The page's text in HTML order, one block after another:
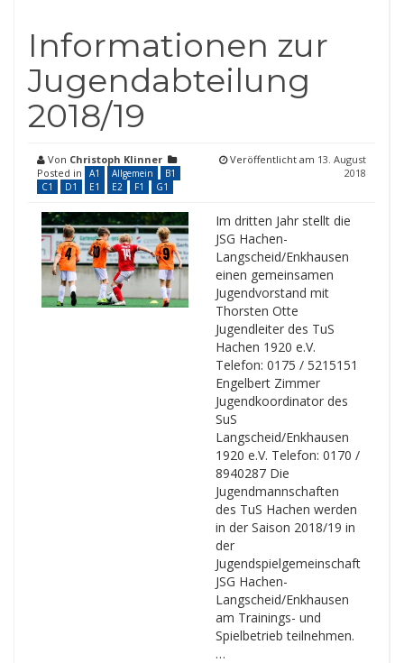
Informationen zur
Jugendabteilung
2018/19
Von Christoph Klinner
Posted in
A1 Allgemein
B1
C1
D1 E1 E2 F1 G1
Veröffentlicht am 13. August
2018
Im dritten Jahr stellt die
JSG Hachen-
Langscheid/Enkhausen
einen gemeinsamen
Jugendvorstand mit
Thorsten Otte
Jugendleiter des TuS
Hachen 1920 e.V.
Telefon: 0175 / 5215151
Engelbert Zimmer
Jugendkoordinator des
SuS
Langscheid/Enkhausen
1920 e.V. Telefon: 0170 /
8940287 Die
Jugendmannschaften
des TuS Hachen werden
in der Saison 2018/19 in
der
Jugendspielgemeinschaft
JSG Hachen-
Langscheid/Enkhausen
am Trainings- und
Spielbetrieb teilnehmen.
…